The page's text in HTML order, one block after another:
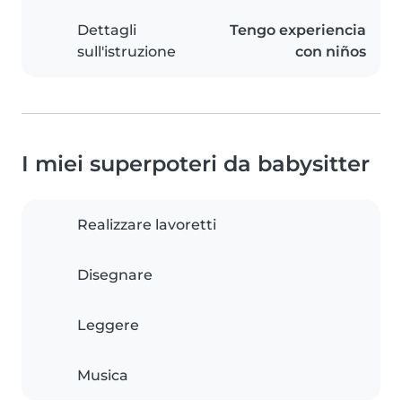
Dettagli
sull'istruzione
Tengo experiencia
con niños
I miei superpoteri da babysitter
Realizzare lavoretti
Disegnare
Leggere
Musica